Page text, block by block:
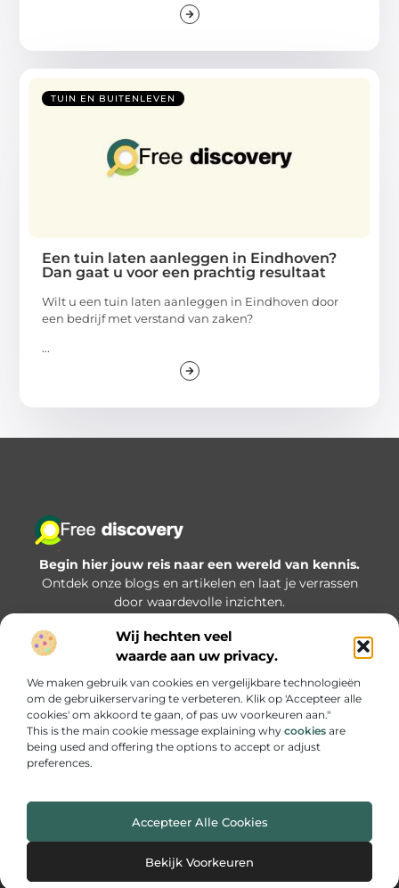
Wij hechten veel
waarde aan uw privacy.
We maken gebruik van cookies en vergelijkbare technologieën
om de gebruikerservaring te verbeteren. Klik op 'Accepteer alle
cookies' om akkoord te gaan, of pas uw voorkeuren aan."
This is the main cookie message explaining why cookies are
being used and offering the options to accept or adjust
preferences.
Accepteer Alle Cookies
Bekijk Voorkeuren
TUIN EN BUITENLEVEN
Een tuin laten aanleggen in Eindhoven?
Dan gaat u voor een prachtig resultaat
Wilt u een tuin laten aanleggen in Eindhoven door
een bedrijf met verstand van zaken?
...
Begin hier jouw reis naar een wereld van kennis.
Ontdek onze blogs en artikelen en laat je verrassen
door waardevolle inzichten.
Bericht categorie
Onze informatie
Website index Cookiebeleid (EU)
@2025 www.freediscovery.nl All Right Reserved.